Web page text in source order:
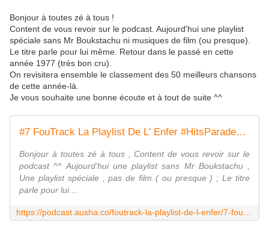
Bonjour à toutes zé à tous !
Content de vous revoir sur le podcast. Aujourd'hui une playlist
spéciale sans Mr Boukstachu ni musiques de film (ou presque).
Le titre parle pour lui même. Retour dans le passé en cette
année 1977 (très bon cru).
On revisitera ensemble le classement des 50 meilleurs chansons
de cette année-là.
Je vous souhaite une bonne écoute et à tout de suite ^^
#7 FouTrack La Playlist De L' Enfer #HitsParades1977 | Ausha
Bonjour à toutes zé à tous , Content de vous revoir sur le
podcast ^^ Aujourd'hui une playlist sans Mr Boukstachu ,
Une playlist spéciale , pas de film ( ou presque ) ; Le titre
parle pour lui ...